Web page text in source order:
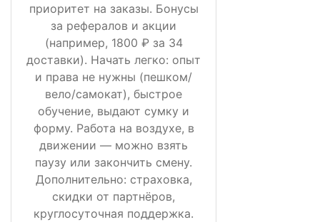
приоритет на заказы. Бонусы
за рефералов и акции
(например, 1800 ₽ за 34
доставки). Начать легко: опыт
и права не нужны (пешком/
вело/самокат), быстрое
обучение, выдают сумку и
форму. Работа на воздухе, в
движении — можно взять
паузу или закончить смену.
Дополнительно: страховка,
скидки от партнёров,
круглосуточная поддержка.